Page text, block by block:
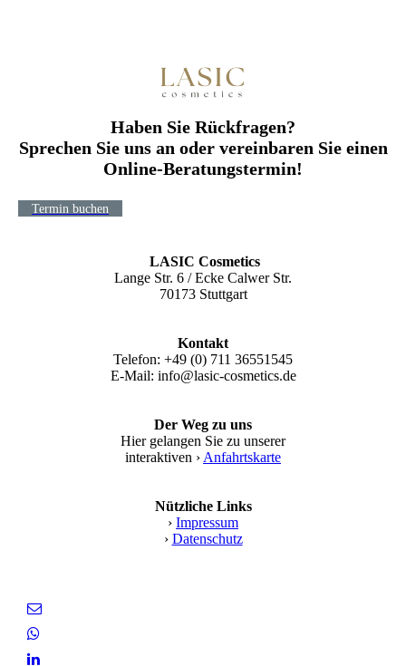
Haben Sie Rückfragen?
Sprechen Sie uns an oder vereinbaren Sie einen
Online-Beratungstermin!
Termin buchen
LASIC Cosmetics
Lange Str. 6 / Ecke Calwer Str.
70173 Stuttgart
Kontakt
Telefon: +49 (0) 711 36551545
E-Mail: info@lasic-cosmetics.de
Der Weg zu uns
Hier gelangen Sie zu unserer
interaktiven ›Anfahrtskarte
Nützliche Links
› Impressum
› Datenschutz